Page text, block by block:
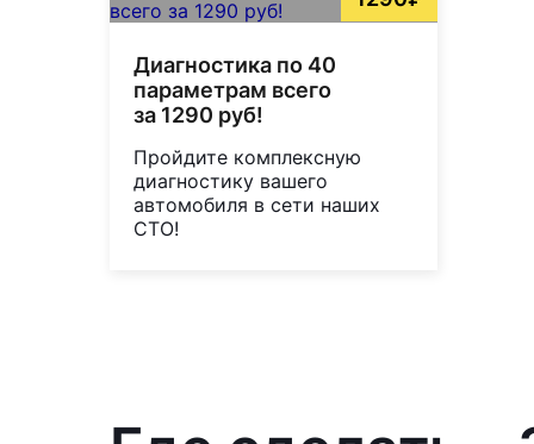
Диагностика по 40
параметрам всего
за 1290 руб!
Пройдите комплексную
диагностику вашего
автомобиля в сети наших
СТО!